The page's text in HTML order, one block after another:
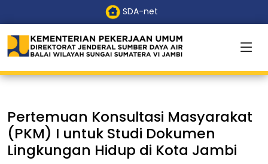
SDA-net
Pertemuan Konsultasi Masyarakat
(PKM) I untuk Studi Dokumen
Lingkungan Hidup di Kota Jambi